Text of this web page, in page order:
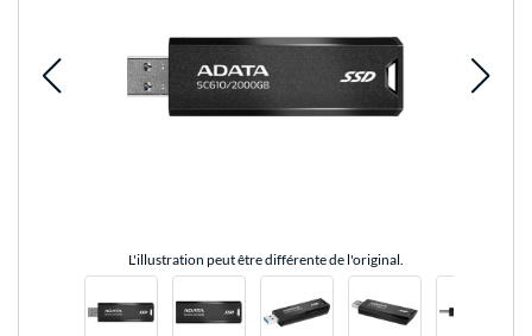
L'illustration peut être différente de l'original.